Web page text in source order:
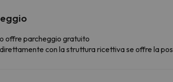
offre parcheggio gratuito
con la struttura ricettiva se offre la